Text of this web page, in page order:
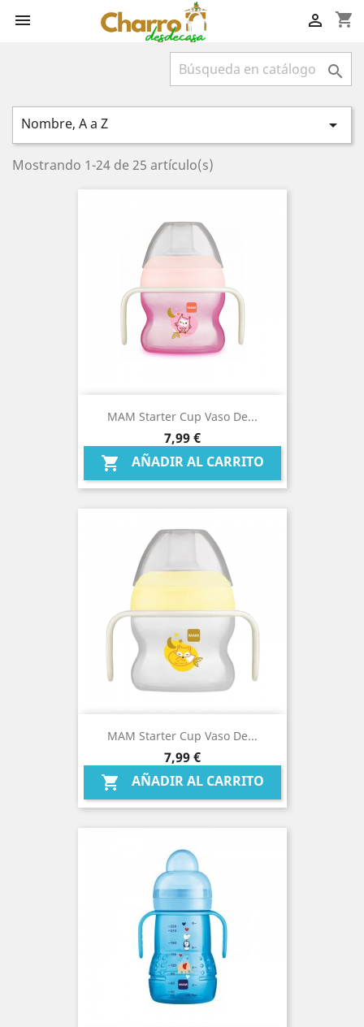
 shopping_cart


Nombre, A a Z 
Mostrando 1-24 de 25 artículo(s)
MAM Starter Cup Vaso De...
Precio
7,99 €
 AÑADIR AL CARRITO
MAM Starter Cup Vaso De...
Precio
7,99 €
 AÑADIR AL CARRITO